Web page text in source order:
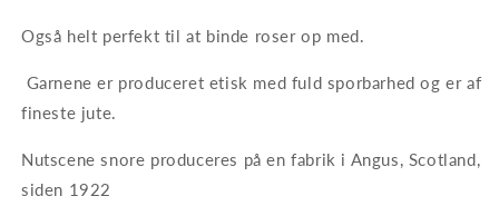
Også helt perfekt til at binde roser op med.
Garnene er produceret etisk med fuld sporbarhed og er af
fineste jute.
Nutscene snore produceres på en fabrik i Angus, Scotland,
siden 1922